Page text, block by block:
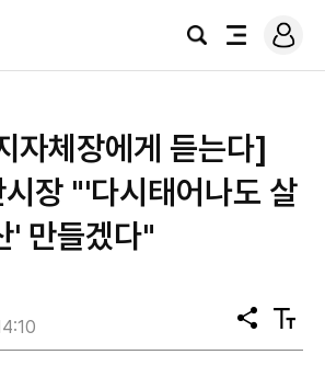
검
전
로
그
자체장에게 듣는다]
장 "'다시태어나도 살
' 만들겠다"
공
유
텍
스